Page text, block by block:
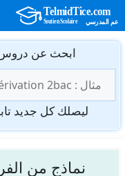
انتقل
المحتوى
ابحث عن دروس
عن:
ليصلك كل جديد